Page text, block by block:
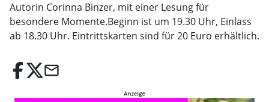
Autorin Corinna Binzer, mit einer Lesung für
besondere Momente.Beginn ist um 19.30 Uhr, Einlass
ab 18.30 Uhr. Eintrittskarten sind für 20 Euro erhältlich.
email